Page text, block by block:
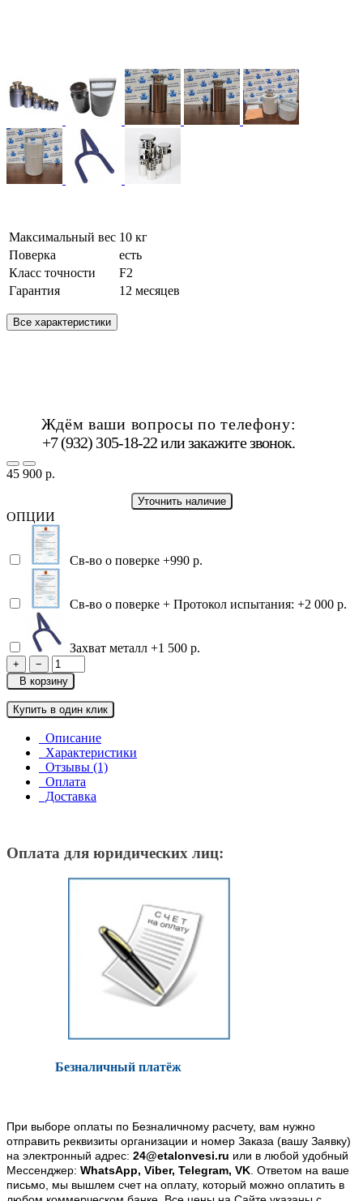
Максимальный вес 10 кг
Поверка
есть
Класс точности
F2
Гарантия
12 месяцев
Все характеристики
Ждём ваши вопросы по телефону:
+7 (932) 305-18-22 илизакажите звонок.
45 900 р.
Уточнить наличие
ОПЦИИ
Св-во о поверке +990 р.
Св-во о поверке + Протокол испытания: +2 000 р.
Захват металл +1 500 р.
+
−
В корзину
Купить в один клик
Описание
Характеристики
Отзывы (1)
Оплата
Доставка
Оплата для юридических лиц:
Безналичный платёж
При выборе оплаты по Безналичному расчету, вам нужно
отправить реквизиты организации и номер Заказа (вашу Заявку)
на электронный адрес: 24@etalonvesi.ru или в любой удобный
Мессенджер: WhatsApp, Viber, Telegram, VK. Ответом на ваше
письмо, мы вышлем счет на оплату, который можно оплатить в